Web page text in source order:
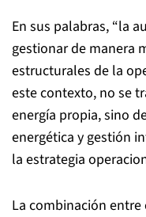
En sus palabras, “la
gestionar de manera
estructurales de la
este contexto, no se
energía propia, sino
energética y gestión
la estrategia
La combinación